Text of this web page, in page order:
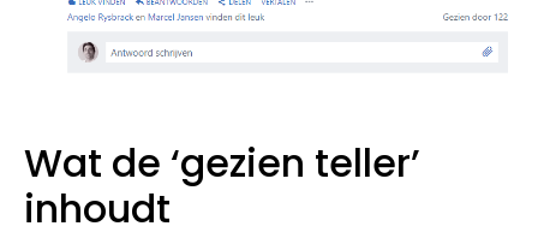
Wat de ‘gezien teller’
inhoudt